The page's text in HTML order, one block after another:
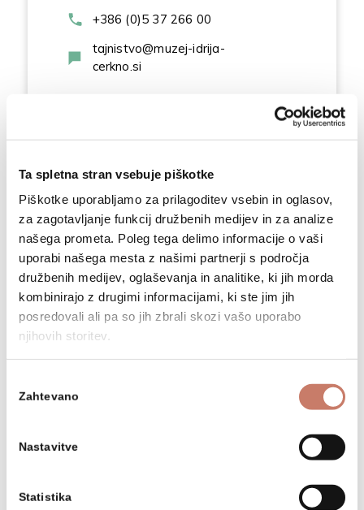
Ta spletna stran vsebuje piškotke
Piškotke uporabljamo za prilagoditev vsebin in oglasov,
za zagotavljanje funkcij družbenih medijev in za analize
našega prometa. Poleg tega delimo informacije o vaši
uporabi našega mesta z našimi partnerji s področja
družbenih medijev, oglaševanja in analitike, ki jih morda
kombinirajo z drugimi informacijami, ki ste jim jih
posredovali ali pa so jih zbrali skozi vašo uporabo
njihovih storitev.
soglasja
Zahtevano
Nastavitve
Statistika
+386 (0)5 37 266 00
tajnistvo@muzej-idrija-
cerkno.si
Lokacije